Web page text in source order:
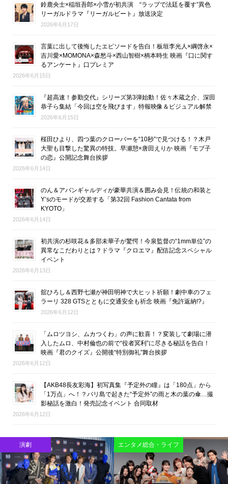
鈴鹿央士×稲垣吾郎×小雪が初共演 “ラップで法廷を覆す”異色
リーガルドラマ『リーガルビート』放送決定
2026年6月17日
言葉に出して後悔したエピソードを告白！板垣李光人×綱啓永×
吉川愛×MOMONA×森愁斗×西山智樹×柄本時生 映画『口に関す
るアンケート』口プレミア
2026年6月15日
『超高速！参勤交代』シリーズ第3弾始動！佐々木蔵之介、深田
恭子ら集結「今回は空を飛びます」特報映像＆ビジュアル解禁
2026年6月15日
桜田ひより、四つ葉のクローバーを“10秒”で見つける！？木戸
大聖も目撃した驚異の特技。早瀬憩×唐田えりか 映画『モブ子
の恋』公開記念舞台挨拶
2026年6月14日
のん＆アバンギャルディが豪華共演＆囲み会見！伝統の和装と
Y’sのモードが交差する「第32回 Fashion Cantata from
KYOTO」
2026年6月14日
初共演の杉咲花＆多部未華子が驚愕！今泉監督の“1mm単位”の
異常なこだわりとは？ドラマ『クロエマ』配信記念スペシャル
イベント
2026年6月13日
舘ひろし＆西野七瀬が神田明神で大ヒット祈願！劇中車のフェ
ラーリ 328 GTSとともに交通安全も祈念 映画『免許返納!?』
2026年6月12日
「ムロツヨシ、ムカつくわ」の声に歓喜！？変装して劇場に潜
入したムロ、中村倫也の前で“役者冥利”に尽きる秘話を告白！
映画『君のクイズ』公開後“特別御礼”舞台挨拶
2026年6月12日
【AKB48長友彩海】初写真集『予定外の瞳』は「180点」から
「1万点」へ！？バリ島で起きた“予定外”の雨と木の葉の傘…撮
影秘話を激白！発売記念イベント 合同取材
2026年6月12日
映画 映画